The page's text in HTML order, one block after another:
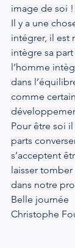
image de soi
Il y a une
intégrer, il est
intègre sa
l’homme
dans
comme
Pour être soi
parts
s’acceptent
laisser
dans notre
Belle journée
Christophe